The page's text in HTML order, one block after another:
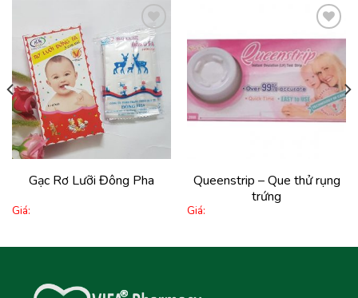
Thêm
vào
yêu
thích
Gạc Rơ Lưỡi Đông Pha
Giá:
Thêm
vào
yêu
thích
Queenstrip – Que thử rụng
trứng
Giá: